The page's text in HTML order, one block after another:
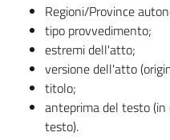
Regioni/Province
tipo provvedimento;
estremi dell'atto;
versione dell'atto
titolo;
anteprima del testo (in
testo).